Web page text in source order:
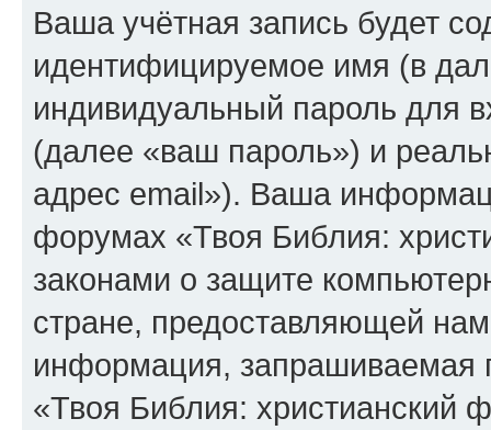
Ваша учётная запись будет
идентифицируемое имя (в
индивидуальный пароль для
(далее «ваш пароль») и
адрес email»). Ваша
форумах «Твоя Библия:
законами о защите
стране, предоставляющей
информация, запрашиваемая
«Твоя Библия: христианский